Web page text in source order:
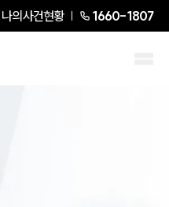
나의사건현황 1660-1807